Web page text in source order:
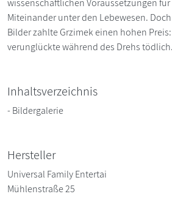
wissenschaftlichen Voraussetzungen für
Miteinander unter den Lebewesen.
Bilder zahlte Grzimek einen hohen
verunglückte während des Drehs tödlich.
Inhaltsverzeichnis
- Bildergalerie
Hersteller
Universal Family Entertai
Mühlenstraße 25